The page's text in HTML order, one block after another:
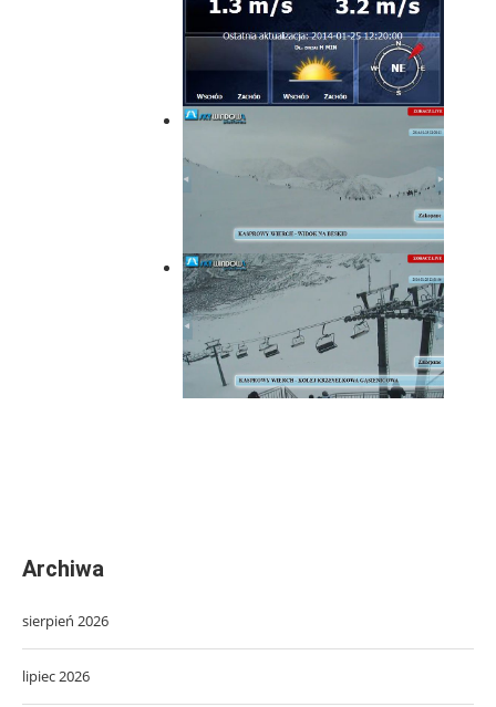
Archiwa
sierpień 2026
lipiec 2026